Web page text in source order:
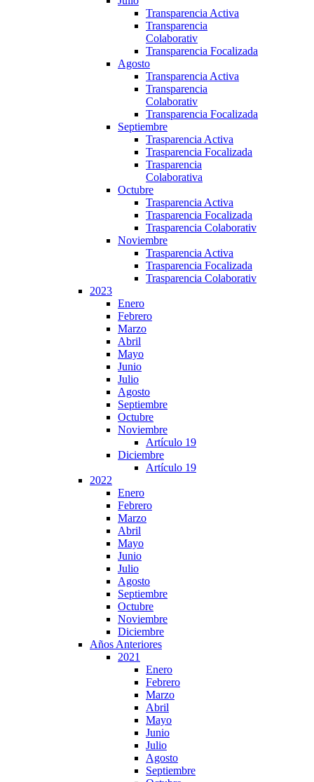
Transparencia Activa
Transparencia
Colaborativ
Transparencia Focalizada
Agosto
Transparencia Activa
Transparencia
Colaborativ
Transparencia Focalizada
Septiembre
Trasparencia Activa
Trasparencia Focalizada
Trasparencia
Colaborativa
Octubre
Trasparencia Activa
Trasparencia Focalizada
Trasparencia Colaborativ
Noviembre
Trasparencia Activa
Trasparencia Focalizada
Trasparencia Colaborativ
2023
Enero
Febrero
Marzo
Abril
Mayo
Junio
Julio
Agosto
Septiembre
Octubre
Noviembre
Artículo 19
Diciembre
Artículo 19
2022
Enero
Febrero
Marzo
Abril
Mayo
Junio
Julio
Agosto
Septiembre
Octubre
Noviembre
Diciembre
Años Anteriores
2021
Enero
Febrero
Marzo
Abril
Mayo
Junio
Julio
Agosto
Septiembre